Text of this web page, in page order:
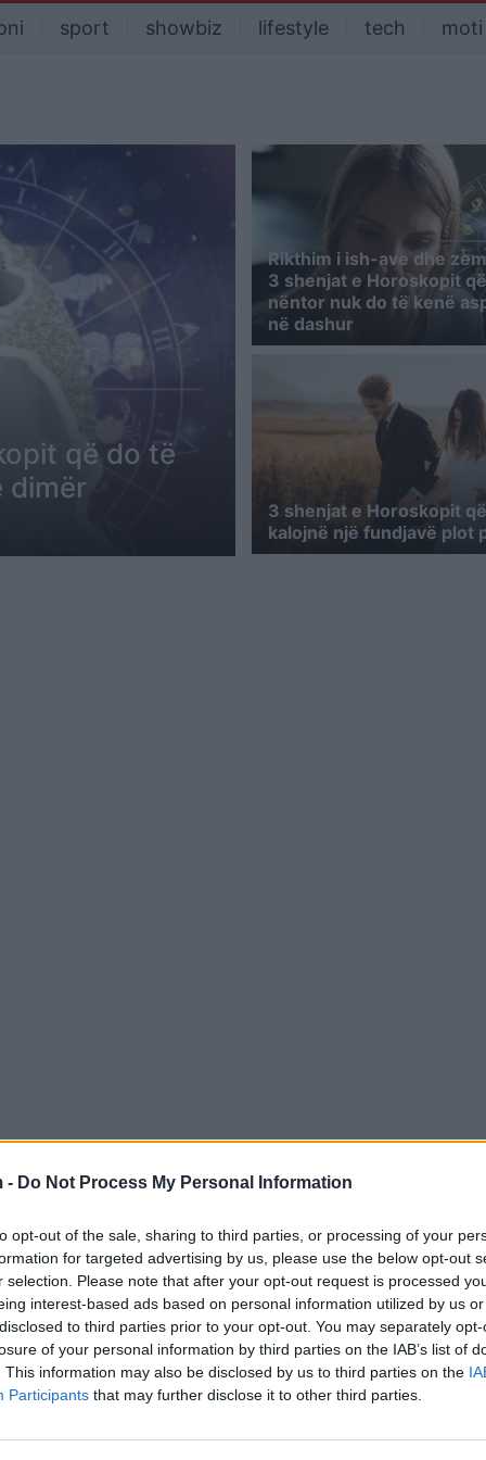
- Do Not Process My Personal Information
opt-out of the sale, sharing to third parties, or processing of your
for targeted advertising by us, please use the below opt-out
selection. Please note that after your opt-out request is processed
interest-based ads based on personal information utilized by us
to third parties prior to your opt-out. You may separately
of your personal information by third parties on the IAB’s list of
This information may also be disclosed by us to third parties on the
Participants that may further disclose it to other third parties.
sport showbiz lifestyle tech moti
që do të
dimër
Rikthim i ish-ave dhe
3 shenjat e Horoskopit
nëntor nuk do të kenë
në dashur
3 shenjat e Horoskopit
kalojnë një fundjavë plot